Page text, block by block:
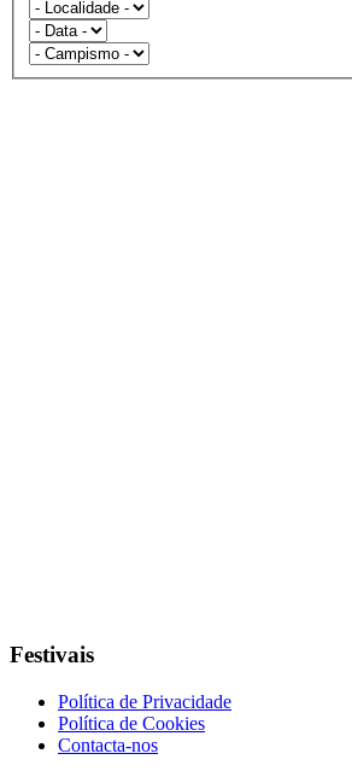
Festivais
Política de Privacidade
Política de Cookies
Contacta-nos